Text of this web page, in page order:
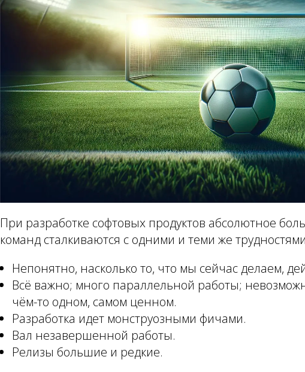
При разработке софтовых продуктов абсолютное
команд сталкиваются с одними и теми же
Непонятно, насколько то, что мы сейчас делаем,
Всё важно; много параллельной работы;
чём-то одном, самом ценном.
Разработка идет монструозными фичами.
Вал незавершенной работы.
Релизы большие и редкие.